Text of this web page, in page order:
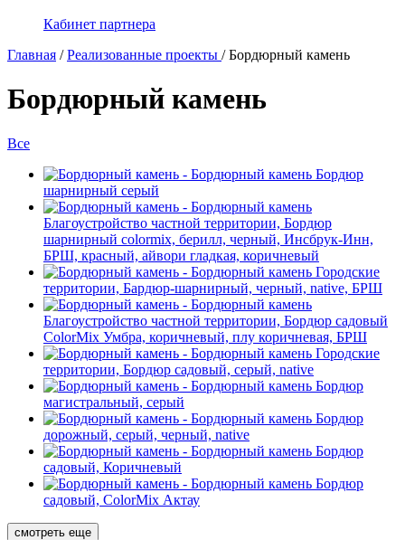
Кабинет партнера
Главная /Реализованные проекты /Бордюрный камень
Бордюрный камень
Все
Бордюр
шарнирный серый
Благоустройство частной территории, Бордюр
шарнирный colormix, берилл, черный, Инсбрук-Инн,
БРШ, красный, айвори гладкая, коричневый
Городские
территории, Бардюр-шарнирный, черный, native, БРШ
Благоустройство частной территории, Бордюр садовый
ColorMix Умбра, коричневый, плу коричневая, БРШ
Городские
территории, Бордюр садовый, серый, native
Бордюр
магистральный, серый
Бордюр
дорожный, серый, черный, native
Бордюр
садовый, Коричневый
Бордюр
садовый, ColorMix Актау
смотреть еще